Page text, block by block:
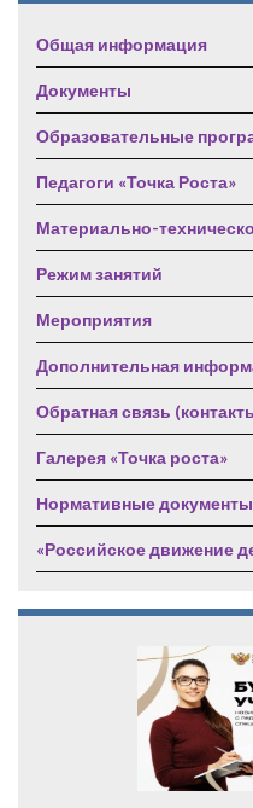
Общая информация
Документы
Образовательные
Педагоги «Точка Роста»
Материально-
Режим занятий
Мероприятия
Дополнительная
Обратная связь
Галерея «Точка роста»
Нормативные документы
«Российское движение